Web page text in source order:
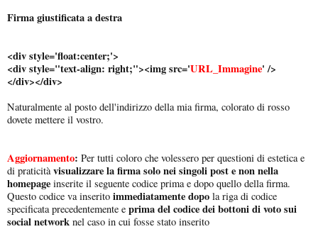
Firma giustificata a destra
<div style='float:center;'>
<div style="text-align: right;"><img src='URL_Immagine' />
</div></div>
Naturalmente al posto dell'indirizzo della mia firma, colorato di rosso
dovete mettere il vostro.
Aggiornamento: Per tutti coloro che volessero per questioni di estetica e
di praticitàvisualizzare la firma solo nei singoli post e non nella
homepage inserite il seguente codice prima e dopo quello della firma.
Questo codice va inserito immediatamente dopo la riga di codice
specificata precedentemente e prima del codice dei bottoni di voto sui
social network nel caso in cui fosse stato inserito